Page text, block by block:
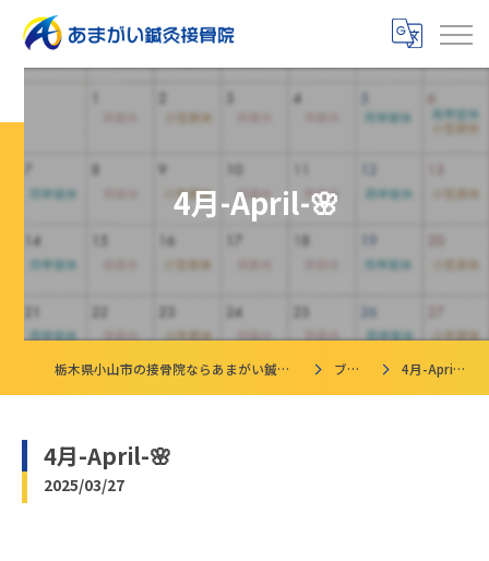
4月-April-🌸
栃木県小山市の接骨院ならあまがい鍼灸接骨院 ブログ 4月-April-🌸
4月-April-🌸
2025/03/27